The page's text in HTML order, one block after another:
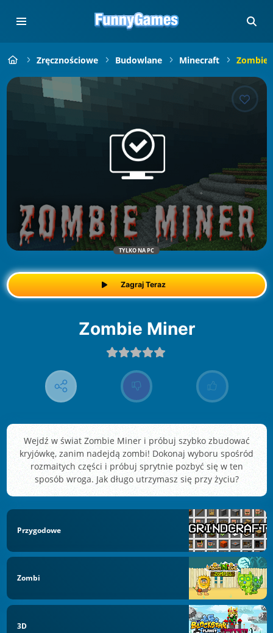
Zręcznościowe Budowlane Minecraft Zombie
TYLKO NA PC
Zagraj Teraz
Zombie Miner
Wejdź w świat Zombie Miner i próbuj szybko zbudować
kryjówkę, zanim nadejdą zombi! Dokonaj wyboru spośród
rozmaitych części i próbuj sprytnie pozbyć się w ten
sposób wroga. Jak długo utrzymasz się przy życiu?
Przygodowe
Zombi
3D